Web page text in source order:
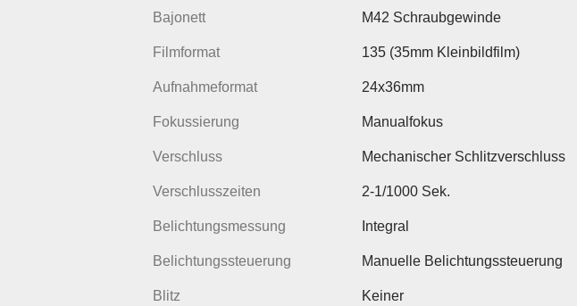
Bajonett M42 Schraubgewinde
Filmformat 135 (35mm Kleinbildfilm)
Aufnahmeformat 24x36mm
Fokussierung Manualfokus
Verschluss Mechanischer Schlitzverschluss
Verschlusszeiten 2-1/1000 Sek.
Belichtungsmessung Integral
Belichtungssteuerung Manuelle Belichtungssteuerung
Blitz Keiner